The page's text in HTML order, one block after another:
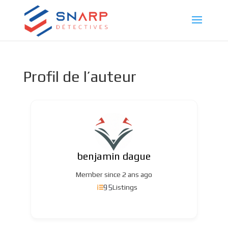
Profil de l’auteur
benjamin dague
Member since 2 ans ago
95Listings